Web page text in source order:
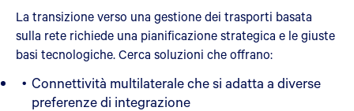
La transizione verso una gestione dei trasporti basata
sulla rete richiede una pianificazione strategica e le giuste
basi tecnologiche. Cerca soluzioni che offrano:
Connettività multilaterale che si adatta a diverse
preferenze di integrazione